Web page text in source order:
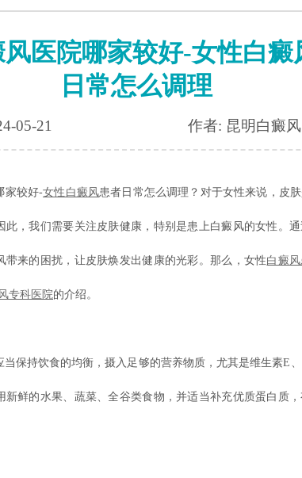
医院哪家较好-女性白癜
日常怎么调理
05-21 作者: 昆明白癜
家较好-女性白癜风患者日常怎么调理？对于女性来说，皮
此，我们需要关注皮肤健康，特别是患上白癜风的女性。
带来的困扰，让皮肤焕发出健康的光彩。那么，女性白癜
专科医院的介绍。
持饮食的均衡，摄入足够的营养物质，尤其是维生素E
新鲜的水果、蔬菜、全谷类食物，并适当补充优质蛋白质